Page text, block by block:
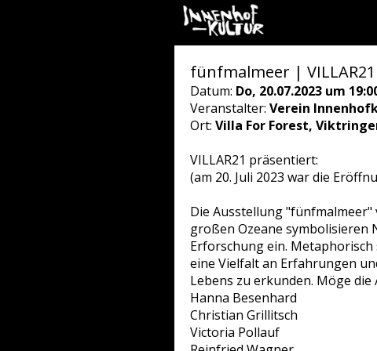
fünfmalmeer | VILLAR21
Datum: Do, 20.07.2023 um
Veranstalter: Verein
Ort: Villa For Forest,
VILLAR21 präsentiert:
(am 20. Juli 2023 war die
Die Ausstellung
großen Ozeane symbolisieren
Erforschung ein. Metaphorisch
eine Vielfalt an Erfahrungen
Lebens zu erkunden. Möge
Hanna Besenhard
Christian Grillitsch
Victoria Pollauf